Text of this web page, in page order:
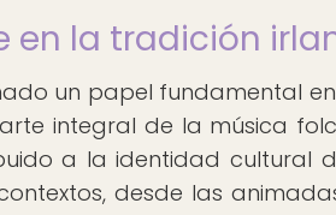
en la tradición
un papel fundamental
integral de la música
a la identidad cultural
desde las